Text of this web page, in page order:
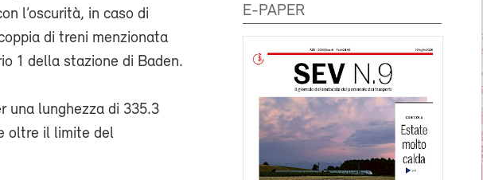
l’oscurità, in caso di
di treni menzionata
1 della stazione di Baden.
una lunghezza di 335.3
oltre il limite del
E-PAPER